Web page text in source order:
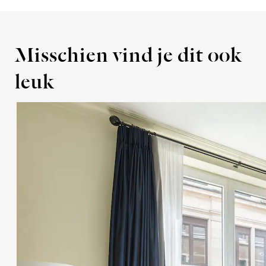
Misschien vind je dit ook
leuk